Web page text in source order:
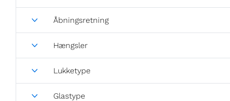
Åbningsretning
Hængsler
Lukketype
Glastype